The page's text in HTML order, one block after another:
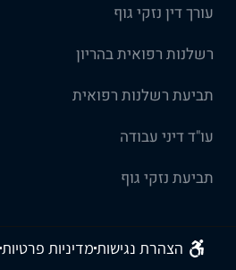
עורך דין נזקי גוף
רשלנות רפואית בהריון
תביעת רשלנות רפואית
עו"ד דיני עבודה
תביעת נזקי גוף
הצהרת נגישותמדיניות פרטיות